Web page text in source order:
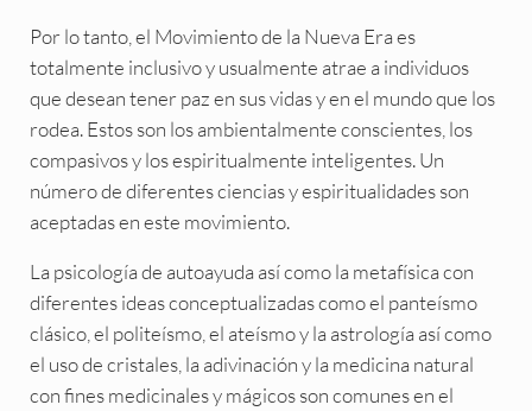
Por lo tanto, el Movimiento de la Nueva Era es
totalmente inclusivo y usualmente atrae a individuos
que desean tener paz en sus vidas y en el mundo que los
rodea. Estos son los ambientalmente conscientes, los
compasivos y los espiritualmente inteligentes. Un
número de diferentes ciencias y espiritualidades son
aceptadas en este movimiento.
La psicología de autoayuda así como la metafísica con
diferentes ideas conceptualizadas como el panteísmo
clásico, el politeísmo, el ateísmo y la astrología así como
el uso de cristales, la adivinación y la medicina natural
con fines medicinales y mágicos son comunes en el